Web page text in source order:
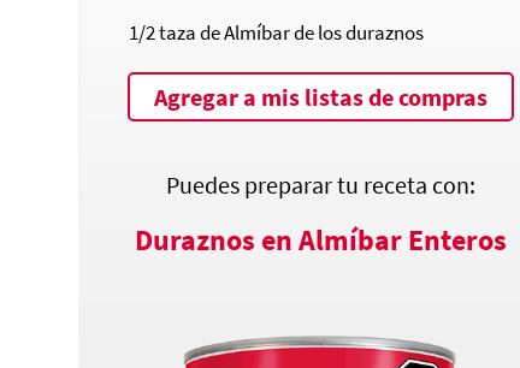
1/2taza de Almíbar de los duraznos
Agregar a mis listas de compras
Puedes preparar tu receta con:
Duraznos en Almíbar Enteros